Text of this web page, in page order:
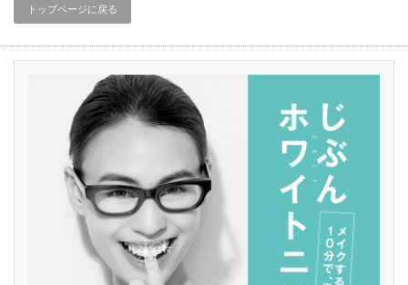
トップページに戻る